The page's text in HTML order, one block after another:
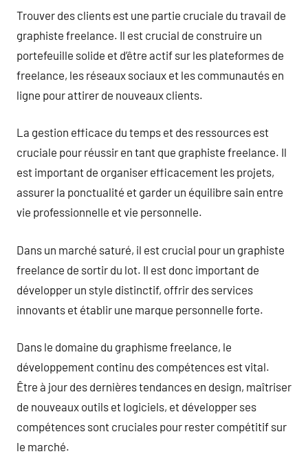
Trouver des clients est une partie cruciale du travail de
graphiste freelance. Il est crucial de construire un
portefeuille solide et d’être actif sur les plateformes de
freelance, les réseaux sociaux et les communautés en
ligne pour attirer de nouveaux clients.
La gestion efficace du temps et des ressources est
cruciale pour réussir en tant que graphiste freelance. Il
est important de organiser efficacement les projets,
assurer la ponctualité et garder un équilibre sain entre
vie professionnelle et vie personnelle.
Dans un marché saturé, il est crucial pour un graphiste
freelance de sortir du lot. Il est donc important de
développer un style distinctif, offrir des services
innovants et établir une marque personnelle forte.
Dans le domaine du graphisme freelance, le
développement continu des compétences est vital.
Être à jour des dernières tendances en design, maîtriser
de nouveaux outils et logiciels, et développer ses
compétences sont cruciales pour rester compétitif sur
le marché.